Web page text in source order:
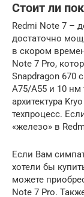
Стоит ли
Redmi Note 7 –
достаточно
в скором
Note 7 Pro,
Snapdragon 670
A75/A55 и 10 нм
архитектура
техпроцесс.
«железо» в
Если Вам
хотели бы
можете
Note 7 Pro.